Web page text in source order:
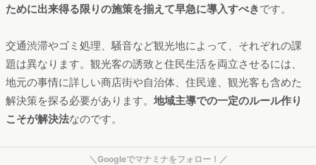
ために出来得る限りの施策を揃えて早急に導入すべきです。
交通渋滞やゴミ処理、騒音など観光地によって、それぞれの課
題は異なります。観光客の誘致と住民生活を両立させるには、
地元の事情に詳しい商店街や自治体、住民達、観光客も含めた
解決策を探る必要があります。 地域主導での一定のルール作り
こそが解決法なのです。
＼Googleでマナミナをフォロー！／